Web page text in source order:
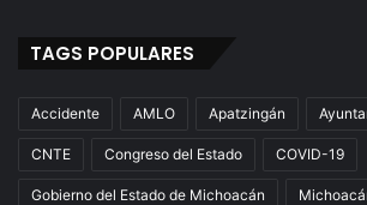
TAGS POPULARES
Accidente AMLO Apatzingán
CNTE Congreso del Estado COVID-19
Gobierno del Estado de Michoacán